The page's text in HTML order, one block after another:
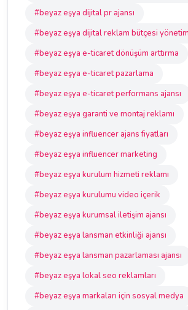
#beyaz eşya dijital pr ajansı
#beyaz eşya dijital reklam bütçesi
#beyaz eşya e-ticaret dönüşüm arttırma
#beyaz eşya e-ticaret pazarlama
#beyaz eşya e-ticaret performans ajansı
#beyaz eşya garanti ve montaj reklamı
#beyaz eşya influencer ajans fiyatları
#beyaz eşya influencer marketing
#beyaz eşya kurulum hizmeti reklamı
#beyaz eşya kurulumu video içerik
#beyaz eşya kurumsal iletişim ajansı
#beyaz eşya lansman etkinliği ajansı
#beyaz eşya lansman pazarlaması ajansı
#beyaz eşya lokal seo reklamları
#beyaz eşya markaları için sosyal medya